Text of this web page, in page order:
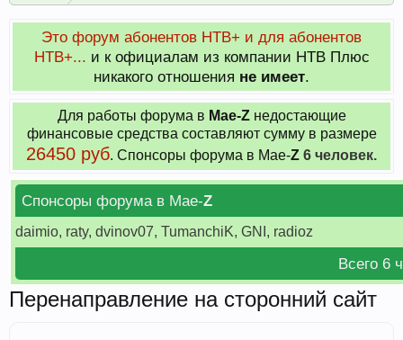
Это форум абонентов НТВ+ и для абонентов
НТВ+... и к официалам из компании НТВ Плюс
никакого отношения не имеет.
Для работы форума в Мае-Zнедостающие
финансовые средства составляют сумму в размере
26450 руб. Cпонсоры форума в Мае-Z 6 человек.
Спонсоры форума в Мае-Z
daimio, raty, dvinov07, TumanchiK, GNI, radioz
Всего 6
Перенаправление на сторонний сайт